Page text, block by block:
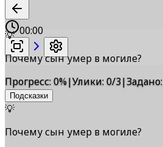
00:00
💡
Почему сын умер в могиле?
Прогресс:0%|Улики:0/3|Задано:
Подсказки
💡
Почему сын умер в могиле?